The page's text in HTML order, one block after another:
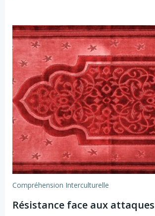
Compréhension Interculturelle
Résistance face aux